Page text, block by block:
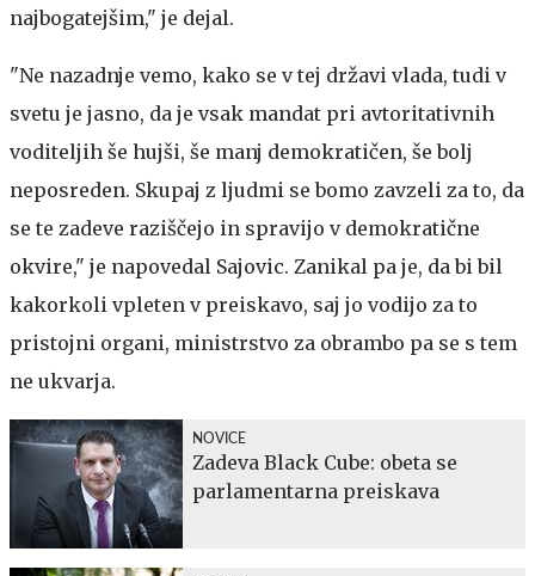
najbogatejšim," je dejal.
"Ne nazadnje vemo, kako se v tej državi vlada, tudi v
svetu je jasno, da je vsak mandat pri avtoritativnih
voditeljih še hujši, še manj demokratičen, še bolj
neposreden. Skupaj z ljudmi se bomo zavzeli za to, da
se te zadeve raziščejo in spravijo v demokratične
okvire," je napovedal Sajovic. Zanikal pa je, da bi bil
kakorkoli vpleten v preiskavo, saj jo vodijo za to
pristojni organi, ministrstvo za obrambo pa se s tem
ne ukvarja.
NOVICE
Zadeva Black Cube: obeta se
parlamentarna preiskava